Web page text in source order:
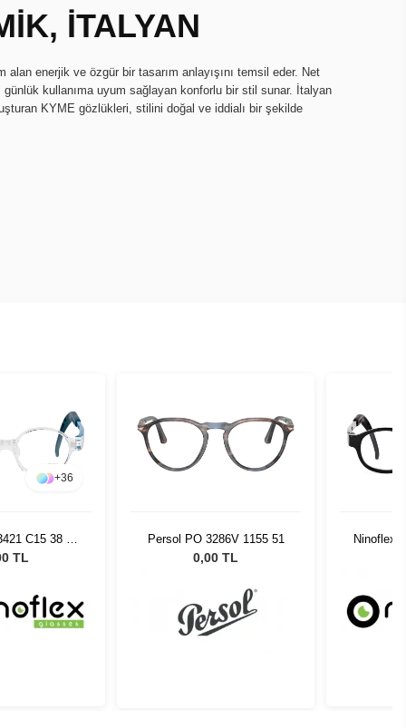
İTALYAN
alan enerjik ve özgür bir tasarım anlayışını temsil eder. Net
kullanıma uyum sağlayan konforlu bir stil sunar. İtalyan
KYME gözlükleri, stilini doğal ve iddialı bir şekilde
+36
C15 38 14
TL
Persol PO 3286V 1155 51
0,00 TL
Ninoflex